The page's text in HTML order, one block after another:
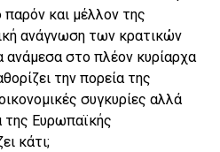
και μέλλον της
ανάγνωση των κρατικών
ανάμεσα στο πλέον κυρίαρχα
την πορεία της
συγκυρίες αλλά
της Ευρωπαϊκής
κάτι;